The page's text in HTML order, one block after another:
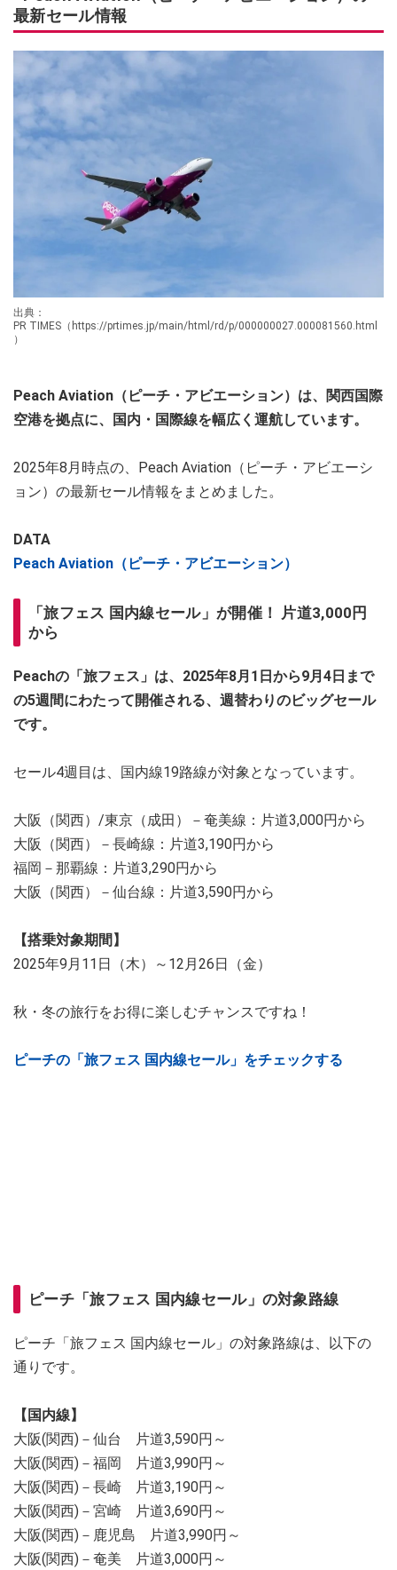
最新セール情報
出典：
PR TIMES（https://prtimes.jp/main/html/rd/p/000000027.000081560.html
）
Peach Aviation（ピーチ・アビエーション）は、関西国際
空港を拠点に、国内・国際線を幅広く運航しています。
2025年8月時点の、Peach Aviation（ピーチ・アビエーシ
ョン）の最新セール情報をまとめました。
DATA
Peach Aviation（ピーチ・アビエーション）
「旅フェス 国内線セール」が開催！ 片道3,000円
から
Peachの「旅フェス」は、2025年8月1日から9月4日まで
の5週間にわたって開催される、週替わりのビッグセール
です。
セール4週目は、国内線19路線が対象となっています。
大阪（関西）/東京（成田）－奄美線：片道3,000円から
大阪（関西）－長崎線：片道3,190円から
福岡－那覇線：片道3,290円から
大阪（関西）－仙台線：片道3,590円から
【搭乗対象期間】
2025年9月11日（木）～12月26日（金）
秋・冬の旅行をお得に楽しむチャンスですね！
ピーチの「旅フェス 国内線セール」をチェックする
ピーチ「旅フェス 国内線セール」の対象路線
ピーチ「旅フェス 国内線セール」の対象路線は、以下の
通りです。
【国内線】
大阪(関西)－仙台 片道3,590円～
大阪(関西)－福岡 片道3,990円～
大阪(関西)－長崎 片道3,190円～
大阪(関西)－宮崎 片道3,690円～
大阪(関西)－鹿児島 片道3,990円～
大阪(関西)－奄美 片道3,000円～